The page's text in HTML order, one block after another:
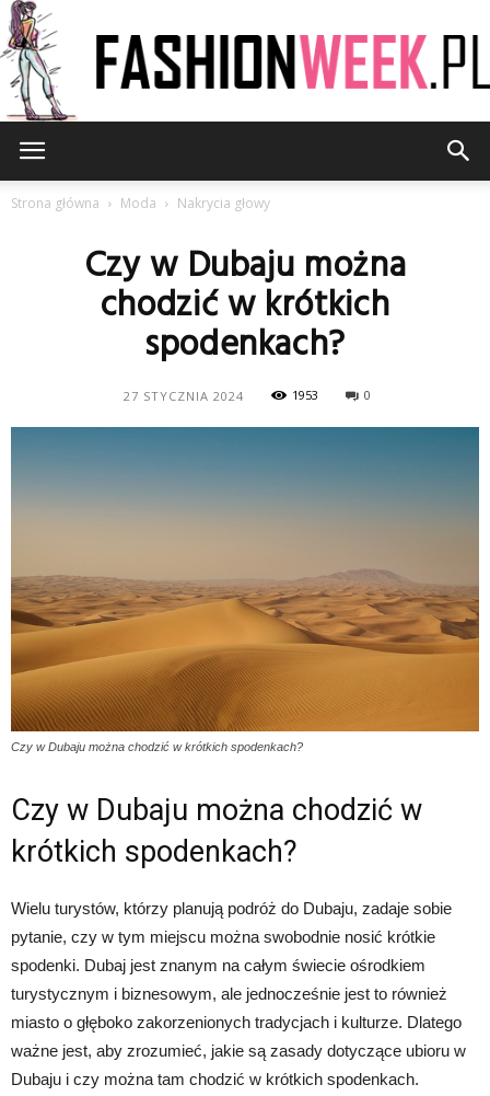
Strona główna Moda Nakrycia głowy
Czy w Dubaju można
chodzić w krótkich
spodenkach?
27 STYCZNIA 2024 1953 0
Czy w Dubaju można chodzić w krótkich spodenkach?
Czy w Dubaju można chodzić w
krótkich spodenkach?
Wielu turystów, którzy planują podróż do Dubaju, zadaje sobie
pytanie, czy w tym miejscu można swobodnie nosić krótkie
spodenki. Dubaj jest znanym na całym świecie ośrodkiem
turystycznym i biznesowym, ale jednocześnie jest to również
miasto o głęboko zakorzenionych tradycjach i kulturze. Dlatego
ważne jest, aby zrozumieć, jakie są zasady dotyczące ubioru w
Dubaju i czy można tam chodzić w krótkich spodenkach.